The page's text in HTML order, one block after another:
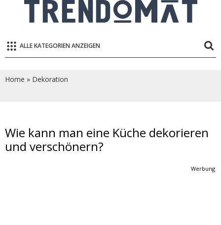
ALLE KATEGORIEN ANZEIGEN
Home » Dekoration
Wie kann man eine Küche dekorieren
und verschönern?
Werbung